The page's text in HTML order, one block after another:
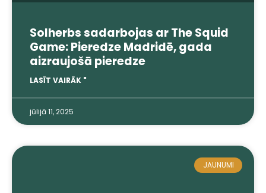
Solherbs sadarbojas ar The Squid
Game: Pieredze Madridē, gada
aizraujošā pieredze
LASĪT VAIRĀK "
jūlijā 11, 2025
JAUNUMI